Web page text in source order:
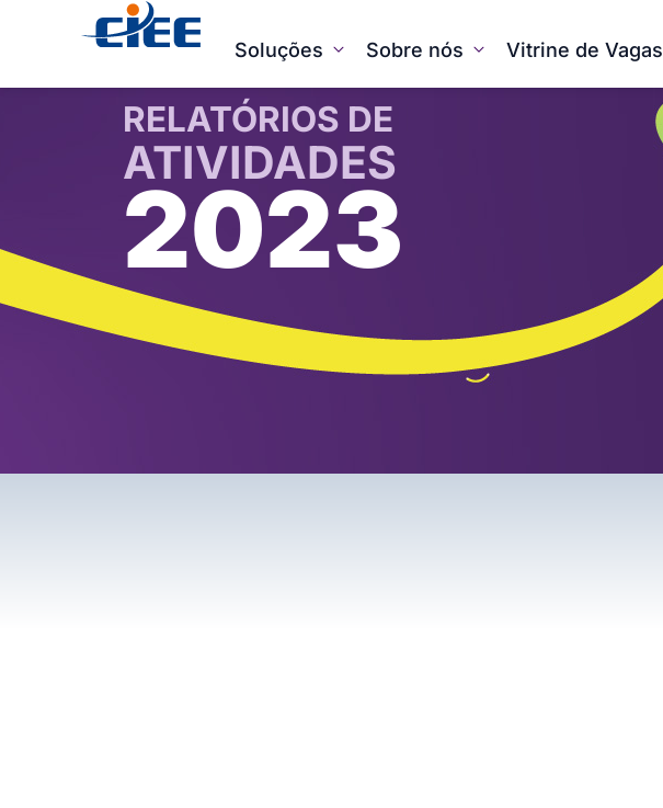
Soluções Sobre nós Vitrine de Vagas
RELATÓRIOS DE
ATIVIDADES
2023